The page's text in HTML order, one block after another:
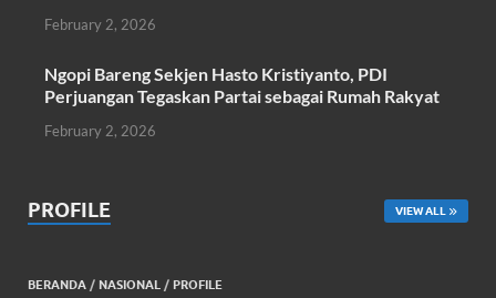
February 2, 2026
Ngopi Bareng Sekjen Hasto Kristiyanto, PDI
Perjuangan Tegaskan Partai sebagai Rumah Rakyat
February 2, 2026
PROFILE VIEW ALL
BERANDA / NASIONAL / PROFILE